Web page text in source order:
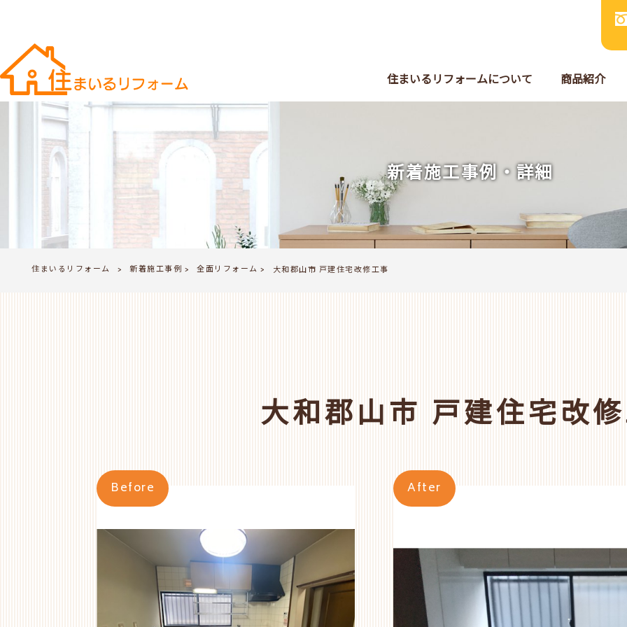
住まいるリフォームについて 商品紹介
新着施工事例・詳細
住まいるリフォーム > 新着施工事例 > 全面リフォーム > 大和郡山市 戸建住宅改修工事
大和郡山市 戸建住宅改
Before After